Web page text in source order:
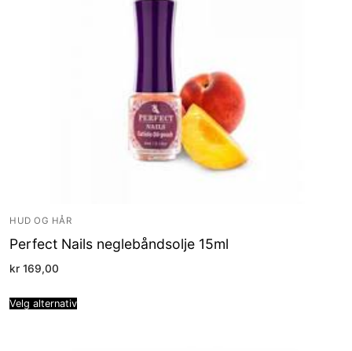
HUD OG HÅR
Perfect Nails neglebåndsolje 15ml
kr 169,00
Velg alternativ